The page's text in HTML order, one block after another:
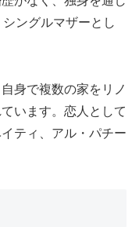
ングルマザーとし
身で複数の家をリノ
います。恋人として
ティ、アル・パチー